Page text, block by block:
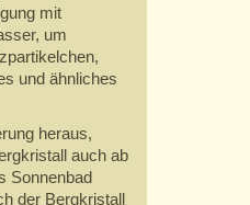
mit
um
und ähnliches
heraus,
auch ab
Sonnenbad
der Bergkristall